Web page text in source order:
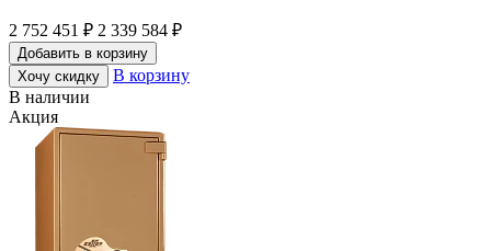
2 752 451 ₽ 2 339 584 ₽
Добавить в корзину
Хочу скидку
В корзину
В наличии
Акция